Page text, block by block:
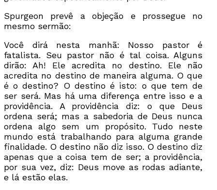
Spurgeon prevê a objeção e prossegue no
mesmo sermão:
Você dirá nesta manhã: Nosso pastor é
fatalista. Seu pastor não é tal coisa. Alguns
dirão: Ah! Ele acredita no destino. Ele não
acredita no destino de maneira alguma. O que
é o destino? O destino é isto: o que tem de
ser será. Mas há uma diferença entre isso e a
providência. A providência diz: o que Deus
ordena será; mas a sabedoria de Deus nunca
ordena algo sem um propósito. Tudo neste
mundo está trabalhando para alguma grande
finalidade. O destino não diz isso. O destino diz
apenas que a coisa tem de ser; a providência,
por sua vez, diz: Deus move as rodas adiante,
e lá estão elas.